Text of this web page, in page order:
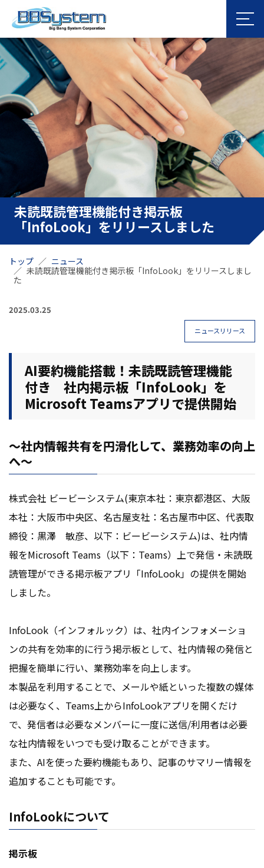
未読既読管理機能付き掲示板
「InfoLook」をリリースしました
トップ
ニュース
未読既読管理機能付き掲示板「InfoLook」をリリースしまし
た
2025.03.25
ニュースリリース
AI要約機能搭載！未読既読管理機能
付き 社内掲示板「InfoLook」を
Microsoft Teamsアプリで提供開始
～社内情報共有を円滑化して、業務効率の向上
へ～
株式会社 ビービーシステム(東京本社：東京都港区、大阪
本社：大阪市中央区、名古屋支社：名古屋市中区、代表取
締役：黒澤 敏彦、以下：ビービーシステム)は、社内情
報をMicrosoft Teams（以下：Teams）上で発信・未読既
読管理ができる掲示板アプリ「InfoLook」の提供を開始
しました。
InfoLook（インフォルック）は、社内インフォメーショ
ンの共有を効率的に行う掲示板として、社内情報の発信と
把握を簡単に行い、業務効率を向上します。
本製品を利用することで、メールや紙といった複数の媒体
は必要なく、Teams上からInfoLookアプリを開くだけ
で、発信者は必要なメンバーに一度に送信/利用者は必要
な社内情報をいつでも受け取ることができます。
また、AIを使った要約機能もあり、記事のサマリー情報を
追加することも可能です。
InfoLookについて
掲示板